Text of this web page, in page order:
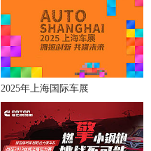
2025年上海国际车展